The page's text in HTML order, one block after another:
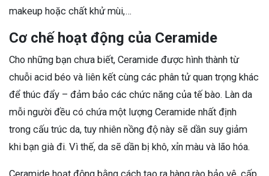
makeup hoặc chất khử mùi,…
Cơ chế hoạt động của Ceramide
Cho những bạn chưa biết, Ceramide được hình thành từ
chuỗi acid béo và liên kết cùng các phân tử quan trọng khác
để thúc đẩy – đảm bảo các chức năng của tế bào. Làn da
mỗi người đều có chứa một lượng Ceramide nhất định
trong cấu trúc da, tuy nhiên nồng độ này sẽ dần suy giảm
khi bạn già đi. Vì thế, da sẽ dần bị khô, xỉn màu và lão hóa.